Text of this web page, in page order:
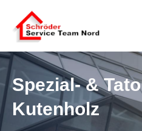
Spezial- &
Kutenholz